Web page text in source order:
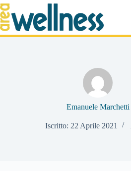
Salta
al
contenuto
Emanuele Marchetti
Iscritto: 22 Aprile 2021